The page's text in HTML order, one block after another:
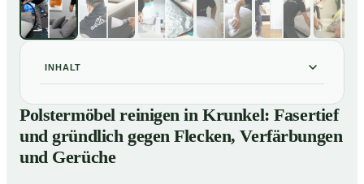
INHALT
Polstermöbel reinigen in Krunkel: Fasertief und
gründlich gegen Flecken, Verfärbungen und Gerüche
02So reinigen unsere Profis Polstermöbel in Krunkel
Polstermöbel reinigen in Krunkel: Fasertief
und gründlich gegen Flecken, Verfärbungen
und Gerüche